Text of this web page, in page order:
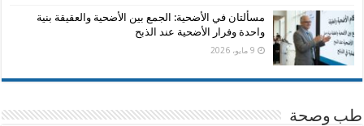
مسألتان في الأضحية: الجمع بين الأضحية والعقيقة بنية
واحدة وفرار الأضحية عند الذبح
9 مايو، 2026
طب وصحة